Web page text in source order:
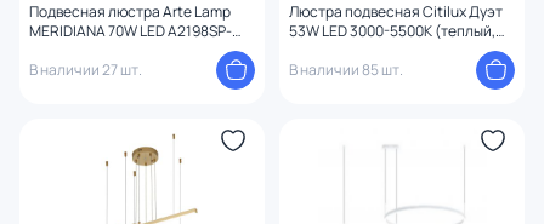
Подвесная люстра Arte Lamp
MERIDIANA 70W LED A2198SP-
В наличии 27 шт.
Люстра подвесная Citilux Дуэт
53W LED 3000-5500К (теплый,
В наличии 85 шт.